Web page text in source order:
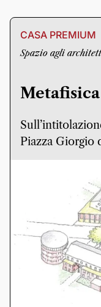
CASA PREMIUM
Spazio agli
Piazza Giorgio